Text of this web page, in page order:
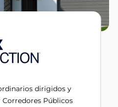
dirigidos y
Públicos